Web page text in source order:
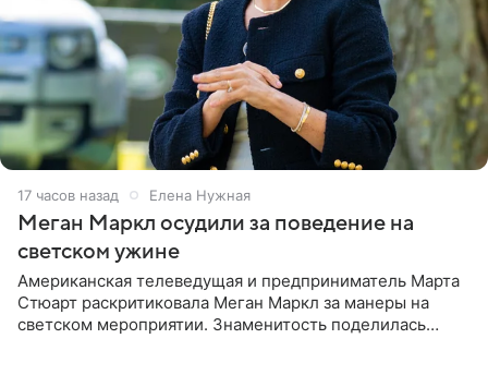
17 часов назад Елена Нужная
Меган Маркл осудили за поведение на
светском ужине
Американская телеведущая и предприниматель Марта
Стюарт раскритиковала Меган Маркл за манеры на
светском мероприятии. Знаменитость поделилась